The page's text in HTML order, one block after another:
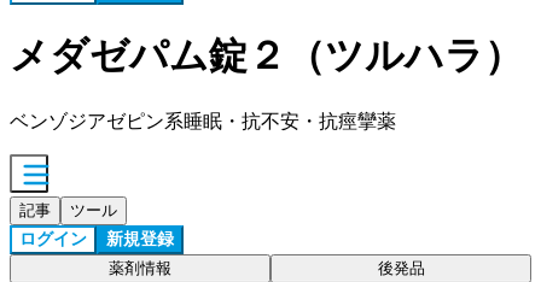
メダゼパム錠２（ツルハラ）
ベンゾジアゼピン系睡眠・抗不安・抗痙攣薬
記事 ツール
ログイン 新規登録
薬剤情報 後発品